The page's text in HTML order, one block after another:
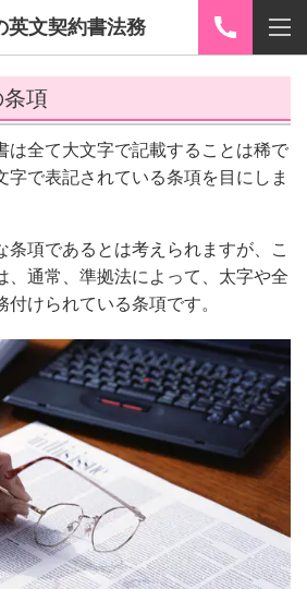
英文契約書法務
項
全て大文字で記載する ことは稀で
字で表記されている条項を目にしま
項であるとは考えられますが、
こ
通常、準拠法によって、 太字や全
付けられている条項です。